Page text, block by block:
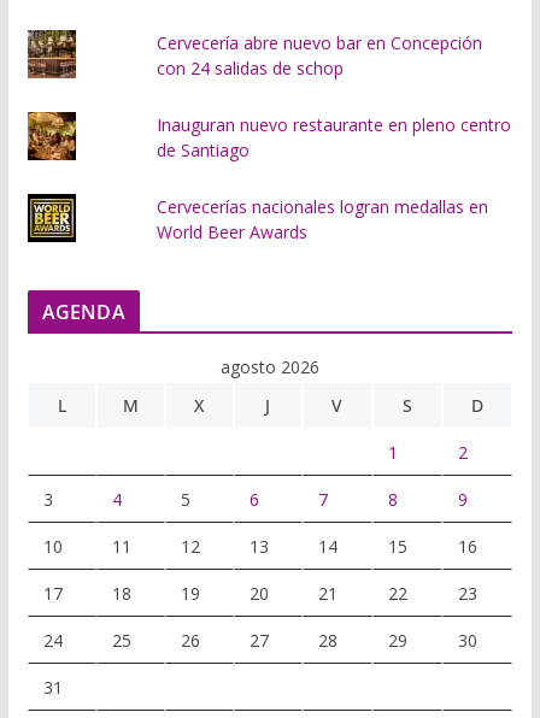
Cervecería abre nuevo bar en Concepción
con 24 salidas de schop
Inauguran nuevo restaurante en pleno centro
de Santiago
Cervecerías nacionales logran medallas en
World Beer Awards
AGENDA
agosto 2026
L
M X J V S D
1 2
3 4 5 6 7 8 9
10 11 12 13 14 15 16
17 18 19 20 21 22 23
24 25 26 27 28 29 30
31